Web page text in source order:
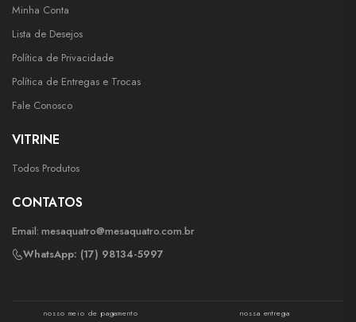
Minha Conta
Lista de Desejos
Política de Privacidade
Política de Entregas e Trocas
Fale Conosco
VITRINE
Todos Produtos
CONTATOS
Email: mesaquatro@mesaquatro.com.br
WhatsApp: (17) 98134-5997
nosso meio de pagamento nossa entrega